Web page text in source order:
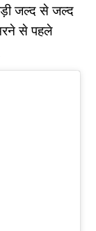
जल्द से जल्द
से पहले